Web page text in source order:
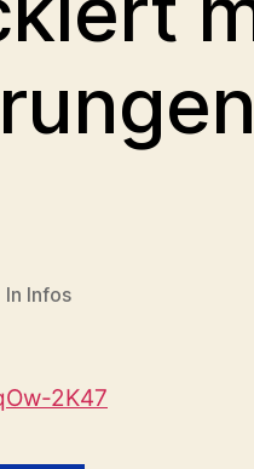
In Infos
2K47